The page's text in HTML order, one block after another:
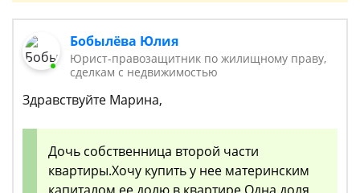
Бобылёва Юлия
Юрист-правозащитник по жилищному праву,
сделкам с недвижимостью
Здравствуйте Марина,
Дочь собственница второй части
квартиры.Хочу купить у нее материнским